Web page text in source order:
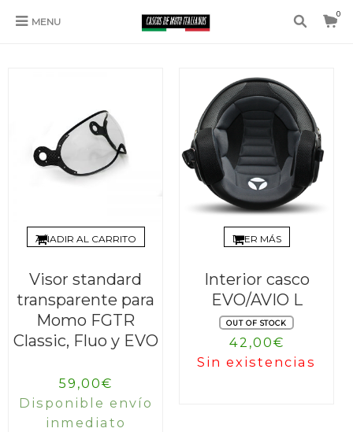
MENU
0
AÑADIR AL CARRITO
Visor standard
transparente para
Momo FGTR
Classic, Fluo y EVO
59,00€
Disponible envío
inmediato
LEER MÁS
Interior casco
EVO/AVIO L
OUT OF STOCK
42,00€
Sin existencias